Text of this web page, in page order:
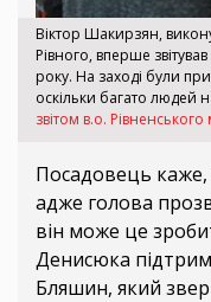
Віктор Шакирзян,
Рівного, вперше
року. На заході були
оскільки багато людей
звітом в.о.
Посадовець
адже голова
він може це
Денисюка
Бляшин, який